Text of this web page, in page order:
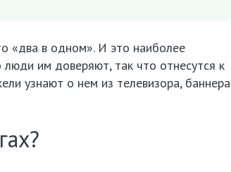
«два в одном». И это наиболее
им доверяют, так что отнесутся к
узнают о нем из телевизора, баннера